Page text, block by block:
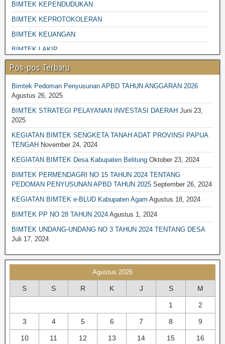
BIMTEK KEPENDUDUKAN
BIMTEK KEPROTOKOLERAN
BIMTEK KEUANGAN
BIMTEK LAKIP
BIMTEK LINGKUNGAN HIDUP
BIMTEK DESA-DESA
BIMTEK PENGELOLAAN SAMPAH
BIMTEK PENGELOLAAN KEAUANGAN
BIMTEK PERPAJAKAN
BIMTEK PERTANAHAN
BIMTEK LEGAL DRAFTING
BIMTEK RKPD
BIMTEK RPJPD RPJMD
BIMTEK SATPOL PP
BIMTEK DPRD|SET. DPRD
BIMTEK SOP
BIMTEK KEPENDUDUKAN & CATATAN SIPIL
BIMTEK TATA RUANG
Pos-pos Terbaru
Bimtek Pedoman Penyusunan APBD TAHUN ANGGARAN 2026
Agustus 26, 2025
BIMTEK STRATEGI PELAYANAN INVESTASI DAERAH Juni 23,
2025
KEGIATAN BIMTEK SENGKETA TANAH ADAT PROVINSI PAPUA
TENGAH November 24, 2024
KEGIATAN BIMTEK Desa Kabupaten Belitung Oktober 23, 2024
BIMTEK PERMENDAGRI NO 15 TAHUN 2024 TENTANG
PEDOMAN PENYUSUNAN APBD TAHUN 2025 September 26, 2024
KEGIATAN BIMTEK e-BLUD Kabupaten Agam Agustus 18, 2024
BIMTEK PP NO 28 TAHUN 2024 Agustus 1, 2024
BIMTEK UNDANG-UNDANG NO 3 TAHUN 2024 TENTANG DESA
Juli 17, 2024
Agustus 2026
S S R K J S M
1 2
3 4 5 6 7 8 9
10 11 12 13 14 15 16